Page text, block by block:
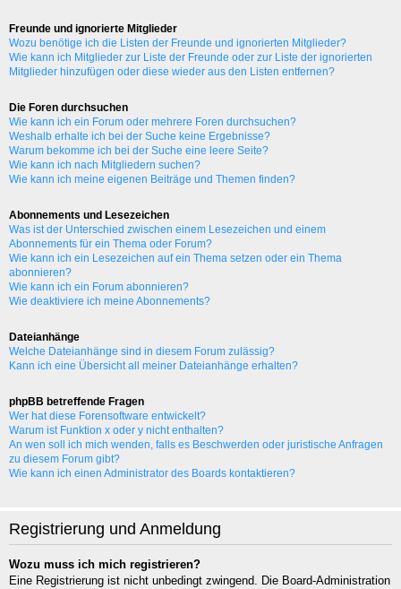
Freunde und ignorierte Mitglieder
Wozu benötige ich die Listen der Freunde und ignorierten Mitglieder?
Wie kann ich Mitglieder zur Liste der Freunde oder zur Liste der ignorierten
Mitglieder hinzufügen oder diese wieder aus den Listen entfernen?
Die Foren durchsuchen
Wie kann ich ein Forum oder mehrere Foren durchsuchen?
Weshalb erhalte ich bei der Suche keine Ergebnisse?
Warum bekomme ich bei der Suche eine leere Seite?
Wie kann ich nach Mitgliedern suchen?
Wie kann ich meine eigenen Beiträge und Themen finden?
Abonnements und Lesezeichen
Was ist der Unterschied zwischen einem Lesezeichen und einem
Abonnements für ein Thema oder Forum?
Wie kann ich ein Lesezeichen auf ein Thema setzen oder ein Thema
abonnieren?
Wie kann ich ein Forum abonnieren?
Wie deaktiviere ich meine Abonnements?
Dateianhänge
Welche Dateianhänge sind in diesem Forum zulässig?
Kann ich eine Übersicht all meiner Dateianhänge erhalten?
phpBB betreffende Fragen
Wer hat diese Forensoftware entwickelt?
Warum ist Funktion x oder y nicht enthalten?
An wen soll ich mich wenden, falls es Beschwerden oder juristische Anfragen
zu diesem Forum gibt?
Wie kann ich einen Administrator des Boards kontaktieren?
Registrierung und Anmeldung
Wozu muss ich mich registrieren?
Eine Registrierung ist nicht unbedingt zwingend. Die Board-Administration